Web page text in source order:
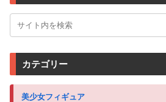
カテゴリー
美少女フィギュア